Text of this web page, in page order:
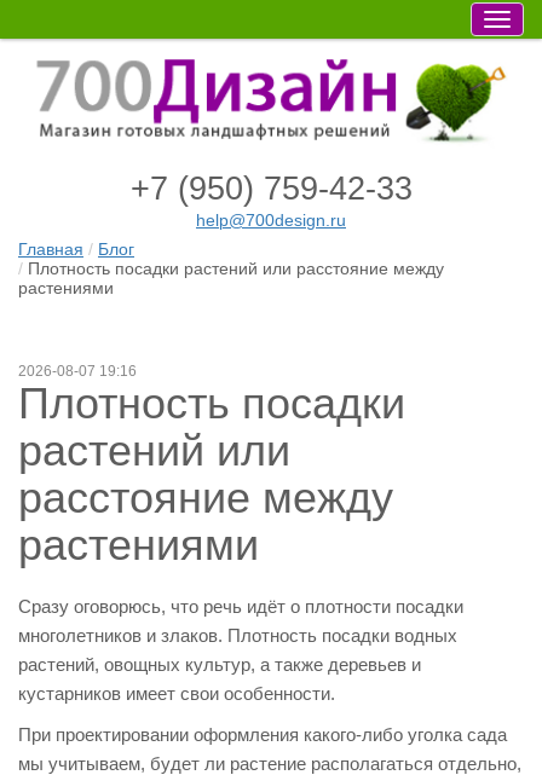
+7 (950) 759-42-33
help@700design.ru
Главная
Блог
Плотность посадки растений или расстояние между
растениями
2026-08-07 19:16
Плотность посадки
растений или
расстояние между
растениями
Сразу оговорюсь, что речь идёт о плотности посадки
многолетников и злаков. Плотность посадки водных
растений, овощных культур, а также деревьев и
кустарников имеет свои особенности.
При проектировании оформления какого-либо уголка сада
мы учитываем, будет ли растение располагаться отдельно,